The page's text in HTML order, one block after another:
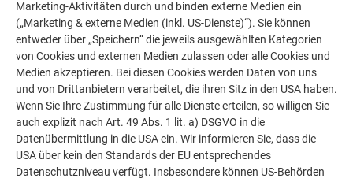
Marketing-Aktivitäten durch und binden externe Medien ein
(„Marketing & externe Medien (inkl. US-Dienste)“). Sie können
entweder über „Speichern“ die jeweils ausgewählten Kategorien
von Cookies und externen Medien zulassen oder alle Cookies und
Medien akzeptieren. Bei diesen Cookies werden Daten von uns
und von Drittanbietern verarbeitet, die ihren Sitz in den USA haben.
Wenn Sie Ihre Zustimmung für alle Dienste erteilen, so willigen Sie
auch explizit nach Art. 49 Abs. 1 lit. a) DSGVO in die
Datenübermittlung in die USA ein. Wir informieren Sie, dass die
USA über kein den Standards der EU entsprechendes
Datenschutzniveau verfügt. Insbesondere können US-Behörden